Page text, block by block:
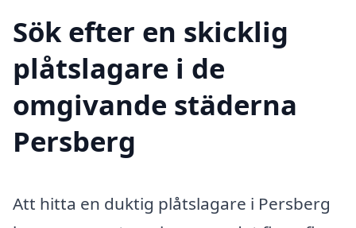
Sök efter en skicklig
plåtslagare i de
omgivande städerna
Persberg
Att hitta en duktig plåtslagare i Persberg